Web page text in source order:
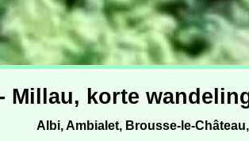
Millau, korte
Albi, Ambialet, Brousse-le-